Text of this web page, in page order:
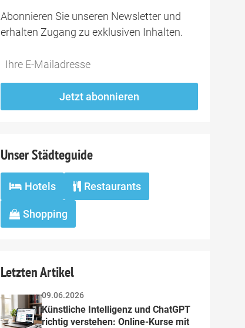
Abonnieren Sie unseren Newsletter und
erhalten Zugang zu exklusiven Inhalten.
Do
this
*Ihre
Jetzt abonnieren
Unser Städteguide
Hotels Restaurants
Shopping
Letzten Artikel
09.06.2026
Künstliche Intelligenz und ChatGPT
richtig verstehen: Online-Kurse mit